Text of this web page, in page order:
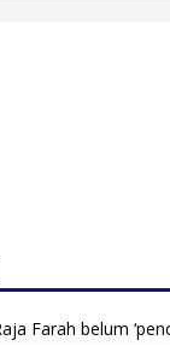
Farah belum